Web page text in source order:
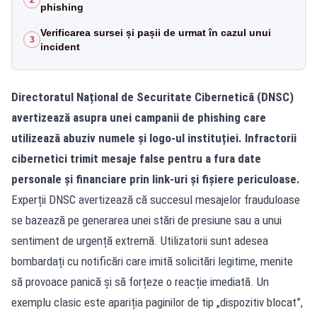
phishing
3
Verificarea sursei și pașii de urmat în cazul unui
incident
Directoratul Național de Securitate Cibernetică (DNSC)
avertizează asupra unei campanii de phishing care
utilizează abuziv numele și logo-ul instituției. Infractorii
cibernetici trimit mesaje false pentru a fura date
personale și financiare prin link-uri și fișiere periculoase.
Experții DNSC avertizează că succesul mesajelor frauduloase
se bazează pe generarea unei stări de presiune sau a unui
sentiment de urgență extremă. Utilizatorii sunt adesea
bombardați cu notificări care imită solicitări legitime, menite
să provoace panică și să forțeze o reacție imediată. Un
exemplu clasic este apariția paginilor de tip „dispozitiv blocat”,